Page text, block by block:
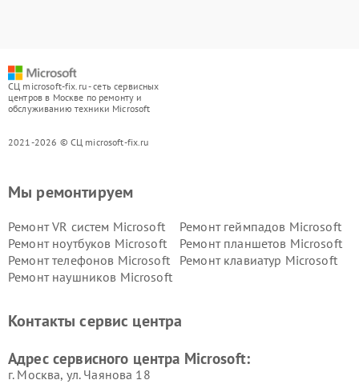
СЦ microsoft-fix.ru - сеть сервисных
центров в Москве по ремонту и
обслуживанию техники Microsoft
2021-2026 © СЦ microsoft-fix.ru
Мы ремонтируем
Ремонт VR систем Microsoft
Ремонт геймпадов Microsoft
Ремонт ноутбуков Microsoft
Ремонт планшетов Microsoft
Ремонт телефонов Microsoft
Ремонт клавиатур Microsoft
Ремонт наушников Microsoft
Контакты сервис центра
Адрес сервисного центра Microsoft:
г. Москва, ул. Чаянова 18